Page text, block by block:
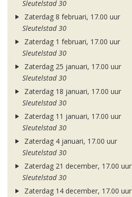
Sleutelstad 30
Zaterdag 8 februari, 17.00 uur
Sleutelstad 30
Zaterdag 1 februari, 17.00 uur
Sleutelstad 30
Zaterdag 25 januari, 17.00 uur
Sleutelstad 30
Zaterdag 18 januari, 17.00 uur
Sleutelstad 30
Zaterdag 11 januari, 17.00 uur
Sleutelstad 30
Zaterdag 4 januari, 17.00 uur
Sleutelstad 30
Zaterdag 21 december, 17.00 uur
Sleutelstad 30
Zaterdag 14 december, 17.00 uur